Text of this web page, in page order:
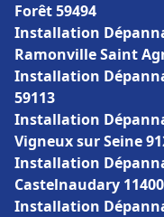
Forêt 59494
Installation
Ramonville Saint
Installation
59113
Installation
Vigneux sur Seine
Installation
Castelnaudary 11400
Installation